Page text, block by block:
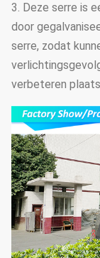
3. Deze serre is
door
serre, zodat
verbeteren